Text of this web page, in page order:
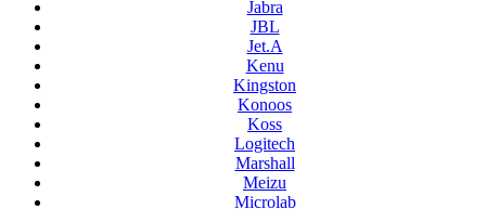
Jabra
JBL
Jet.A
Kenu
Kingston
Konoos
Koss
Logitech
Marshall
Meizu
Microlab